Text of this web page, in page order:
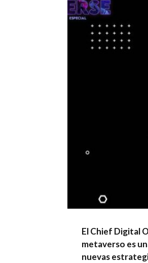
El Chief Digital
metaverso es
nuevas